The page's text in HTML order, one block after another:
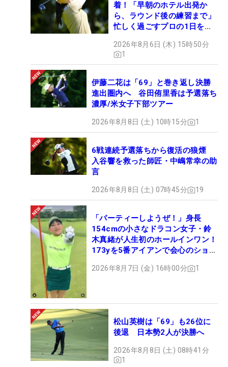
着！「早朝のホテル出発か
ら、ラウンド後の練習まで」
忙しく過ごすプロの1日を公
2026年8月6日 (木) 15時50分
1
伊藤二花は「69」と巻き返し決勝
進出圏内へ 谷田侑里香は予選落ち
濃厚/米女子下部ツアー
2026年8月8日 (土) 10時15分 1
6戦連続予選落ちから復活の狼煙
入谷響を救った師匠・中嶋常幸の助
言
2026年8月8日 (土) 07時45分 19
「パーティーしようぜ！」身長
154cmの小さなドラコン女子・鈴
木真緒が人生初のホールインワン！
173yを5番アイアンで会心のショッ
2026年8月7日 (金) 16時00分 1
松山英樹は「69」も26位に
後退 日本勢2人が決勝へ
2026年8月8日 (土) 08時41分
1